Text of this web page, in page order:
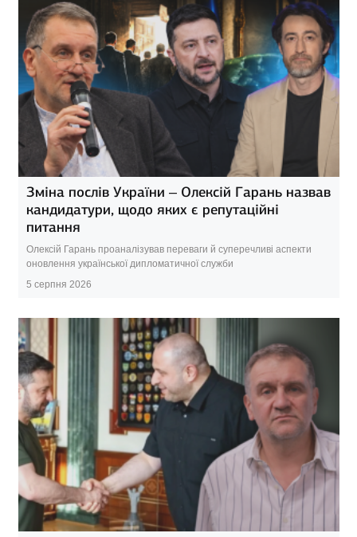
Зміна послів України – Олексій Гарань назвав
кандидатури, щодо яких є репутаційні
питання
Олексій Гарань проаналізував переваги й суперечливі аспекти
оновлення української дипломатичної служби
5 серпня 2026